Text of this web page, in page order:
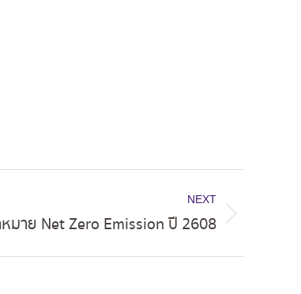
NEXT
หมาย Net Zero Emission ปี 2608